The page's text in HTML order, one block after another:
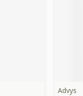
Advys